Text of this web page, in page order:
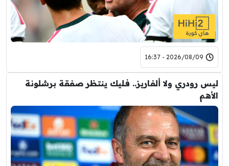
2026/08/09 - 16:37
ليس رودري ولا ألفاريز.. فليك ينتظر صفقة برشلونة
الأهم